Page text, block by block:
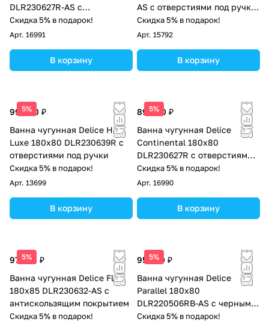
DLR230627R-AS с
отверстиями под ручки и
антискользящим покрытием
Скидка 5% в подарок!
Арт. 16991
В корзину
AS с отверстиями под ручки
и антискользящим
покрытием
Скидка 5% в подарок!
Арт. 15792
В корзину
5%
99 000 ₽
Ванна чугунная Delice Haiti
Luxe 180х80 DLR230639R с
отверстиями под ручки
Скидка 5% в подарок!
Арт. 13699
В корзину
5%
89 000 ₽
Ванна чугунная Delice
Continental 180х80
DLR230627R с отверстиями
под ручки
Скидка 5% в подарок!
Арт. 16990
В корзину
5%
97 500 ₽
Ванна чугунная Delice Flex
180х85 DLR230632-AS с
антискользящим покрытием
Скидка 5% в подарок!
5%
95 500 ₽
Ванна чугунная Delice
Parallel 180х80
DLR220506RB-AS с черными
матовыми ручками и
Скидка 5% в подарок!